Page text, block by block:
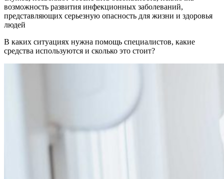
возможность развития инфекционных заболеваний,
представляющих серьезную опасность для жизни и здоровья
людей
В каких ситуациях нужна помощь специалистов, какие
средства используются и сколько это стоит?